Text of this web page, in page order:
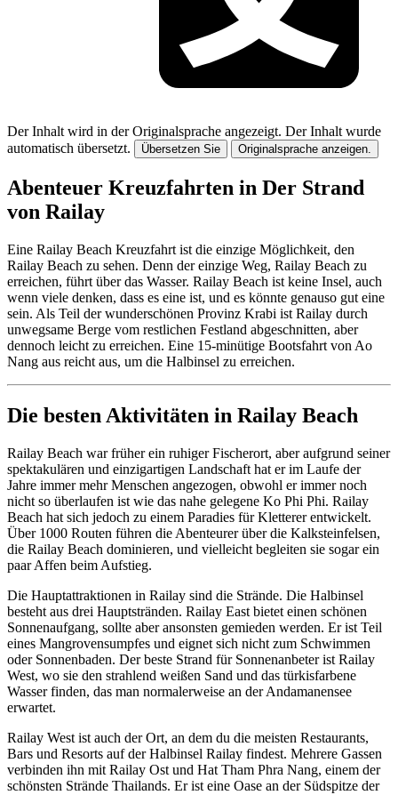
Der Inhalt wird in der Originalsprache angezeigt. Der Inhalt wurde
automatisch übersetzt.
Übersetzen Sie Originalsprache anzeigen.
Abenteuer Kreuzfahrten in Der Strand
von Railay
Eine Railay Beach Kreuzfahrt ist die einzige Möglichkeit, den
Railay Beach zu sehen. Denn der einzige Weg, Railay Beach zu
erreichen, führt über das Wasser. Railay Beach ist keine Insel, auch
wenn viele denken, dass es eine ist, und es könnte genauso gut eine
sein. Als Teil der wunderschönen Provinz Krabi ist Railay durch
unwegsame Berge vom restlichen Festland abgeschnitten, aber
dennoch leicht zu erreichen. Eine 15-minütige Bootsfahrt von Ao
Nang aus reicht aus, um die Halbinsel zu erreichen.
Die besten Aktivitäten in Railay Beach
Railay Beach war früher ein ruhiger Fischerort, aber aufgrund seiner
spektakulären und einzigartigen Landschaft hat er im Laufe der
Jahre immer mehr Menschen angezogen, obwohl er immer noch
nicht so überlaufen ist wie das nahe gelegene Ko Phi Phi. Railay
Beach hat sich jedoch zu einem Paradies für Kletterer entwickelt.
Über 1000 Routen führen die Abenteurer über die Kalksteinfelsen,
die Railay Beach dominieren, und vielleicht begleiten sie sogar ein
paar Affen beim Aufstieg.
Die Hauptattraktionen in Railay sind die Strände. Die Halbinsel
besteht aus drei Hauptstränden. Railay East bietet einen schönen
Sonnenaufgang, sollte aber ansonsten gemieden werden. Er ist Teil
eines Mangrovensumpfes und eignet sich nicht zum Schwimmen
oder Sonnenbaden. Der beste Strand für Sonnenanbeter ist Railay
West, wo sie den strahlend weißen Sand und das türkisfarbene
Wasser finden, das man normalerweise an der Andamanensee
erwartet.
Railay West ist auch der Ort, an dem du die meisten Restaurants,
Bars und Resorts auf der Halbinsel Railay findest. Mehrere Gassen
verbinden ihn mit Railay Ost und Hat Tham Phra Nang, einem der
schönsten Strände Thailands. Er ist eine Oase an der Südspitze der